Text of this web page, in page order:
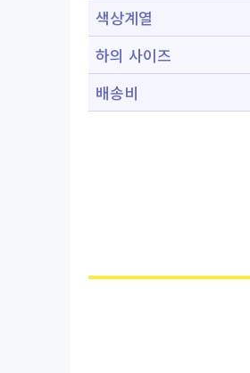
색상계열
하의 사이즈
배송비